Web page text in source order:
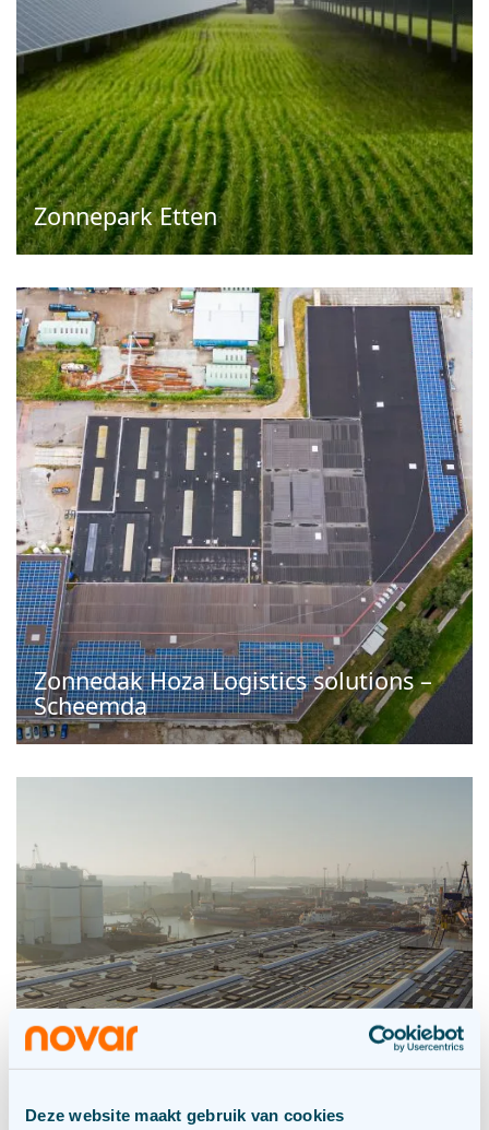
Deze website maakt gebruik van cookies
Zonnepark Etten
Zonnedak Hoza Logistics solutions –
Scheemda